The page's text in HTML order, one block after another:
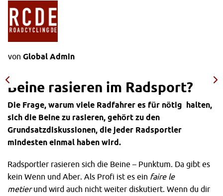
von Global Admin
Beine rasieren im Radsport?
Die Frage, warum viele Radfahrer es für nötig halten,
sich die Beine zu rasieren, gehört zu den
Grundsatzdiskussionen, die jeder Radsportler
mindesten einmal haben wird.
Radsportler rasieren sich die Beine – Punktum. Da gibt es
kein Wenn und Aber. Als Profi ist es ein faire le
metierund wird auch nicht weiter diskutiert. Wenn du dir